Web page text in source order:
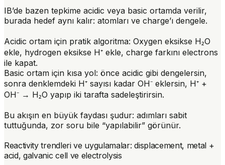
IB’de bazen tepkime acidic veya basic ortamda verilir,
burada hedef aynı kalır: atomları ve charge’ı dengele.
Acidic ortam için pratik algoritma: Oxygen eksikse H₂O
ekle, hydrogen eksikse H⁺ ekle, charge farkını electrons
ile kapat.
Basic ortam için kısa yol: önce acidic gibi dengelersin,
sonra denklemdeki H⁺ sayısı kadar OH⁻ eklersin, H⁺ +
OH⁻ → H₂O yapıp iki tarafta sadeleştirirsin.
Bu akışın en büyük faydası şudur: adımları sabit
tuttuğunda, zor soru bile “yapılabilir” görünür.
Reactivity trendleri ve uygulamalar: displacement, metal +
acid, galvanic cell ve electrolysis